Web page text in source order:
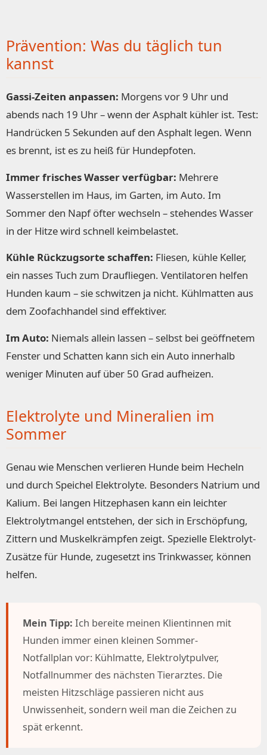
Prävention: Was du täglich tun
kannst
Gassi-Zeiten anpassen: Morgens vor 9 Uhr und
abends nach 19 Uhr – wenn der Asphalt kühler ist. Test:
Handrücken 5 Sekunden auf den Asphalt legen. Wenn
es brennt, ist es zu heiß für Hundepfoten.
Immer frisches Wasser verfügbar: Mehrere
Wasserstellen im Haus, im Garten, im Auto. Im
Sommer den Napf öfter wechseln – stehendes Wasser
in der Hitze wird schnell keimbelastet.
Kühle Rückzugsorte schaffen: Fliesen, kühle Keller,
ein nasses Tuch zum Draufliegen. Ventilatoren helfen
Hunden kaum – sie schwitzen ja nicht. Kühlmatten aus
dem Zoofachhandel sind effektiver.
Im Auto: Niemals allein lassen – selbst bei geöffnetem
Fenster und Schatten kann sich ein Auto innerhalb
weniger Minuten auf über 50 Grad aufheizen.
Elektrolyte und Mineralien im
Sommer
Genau wie Menschen verlieren Hunde beim Hecheln
und durch Speichel Elektrolyte. Besonders Natrium und
Kalium. Bei langen Hitzephasen kann ein leichter
Elektrolytmangel entstehen, der sich in Erschöpfung,
Zittern und Muskelkrämpfen zeigt. Spezielle Elektrolyt-
Zusätze für Hunde, zugesetzt ins Trinkwasser, können
helfen.
Mein Tipp: Ich bereite meinen Klientinnen mit
Hunden immer einen kleinen Sommer-
Notfallplan vor: Kühlmatte, Elektrolytpulver,
Notfallnummer des nächsten Tierarztes. Die
meisten Hitzschläge passieren nicht aus
Unwissenheit, sondern weil man die Zeichen zu
spät erkennt.